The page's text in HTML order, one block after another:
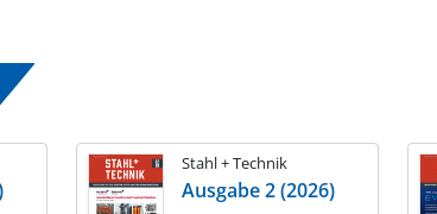
Stahl + Technik
Ausgabe 2 (2026)